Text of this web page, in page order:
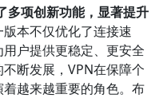
多项创新功能，显著提升
版本不仅优化了连接速
户提供更稳定、更安全
断发展，VPN在保障个
越来越重要的角色。布